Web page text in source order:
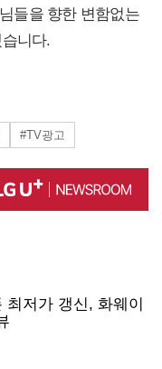
들을 향한 변함없는
니다.
#TV광고
최저가 갱신, 화웨이